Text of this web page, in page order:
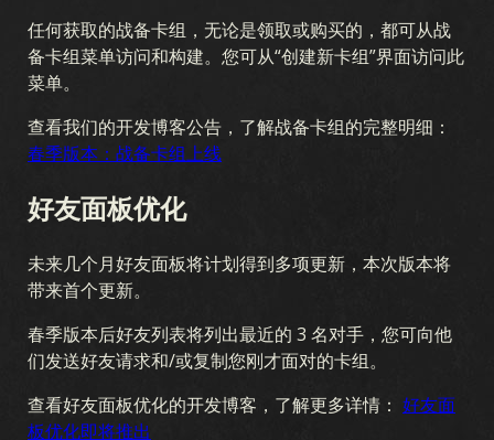
任何获取的战备卡组，无论是领取或购买的，都可从战
备卡组菜单访问和构建。您可从“创建新卡组”界面访问此
菜单。
查看我们的开发博客公告，了解战备卡组的完整明细：
春季版本：战备卡组上线
好友面板优化
未来几个月好友面板将计划得到多项更新，本次版本将
带来首个更新。
春季版本后好友列表将列出最近的 3 名对手，您可向他
们发送好友请求和/或复制您刚才面对的卡组。
查看好友面板优化的开发博客，了解更多详情： 好友面
板优化即将推出